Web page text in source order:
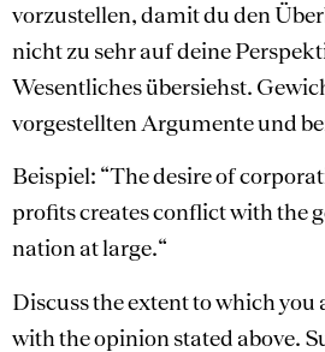
vorzustellen, damit du den
nicht zu sehr auf deine
Wesentliches übersiehst.
vorgestellten Argumente und
Beispiel: “The desire of
profits creates conflict with the
nation at large.“
Discuss the extent to which you
with the opinion stated above.